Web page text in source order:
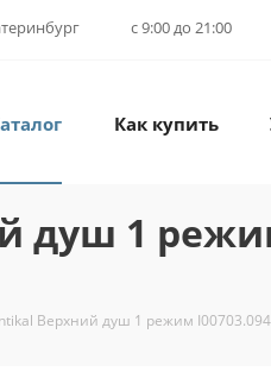
с 9:00 до 21:00
Как купить
душ 1
Верхний душ 1 режим